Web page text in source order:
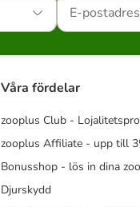
Våra fördelar
zooplus Club -
zooplus Affiliate - upp till
Bonusshop - lös in dina
Djurskydd